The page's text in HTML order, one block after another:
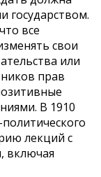
государством.
все
свои
или
прав
В 1910
лекций с
включая